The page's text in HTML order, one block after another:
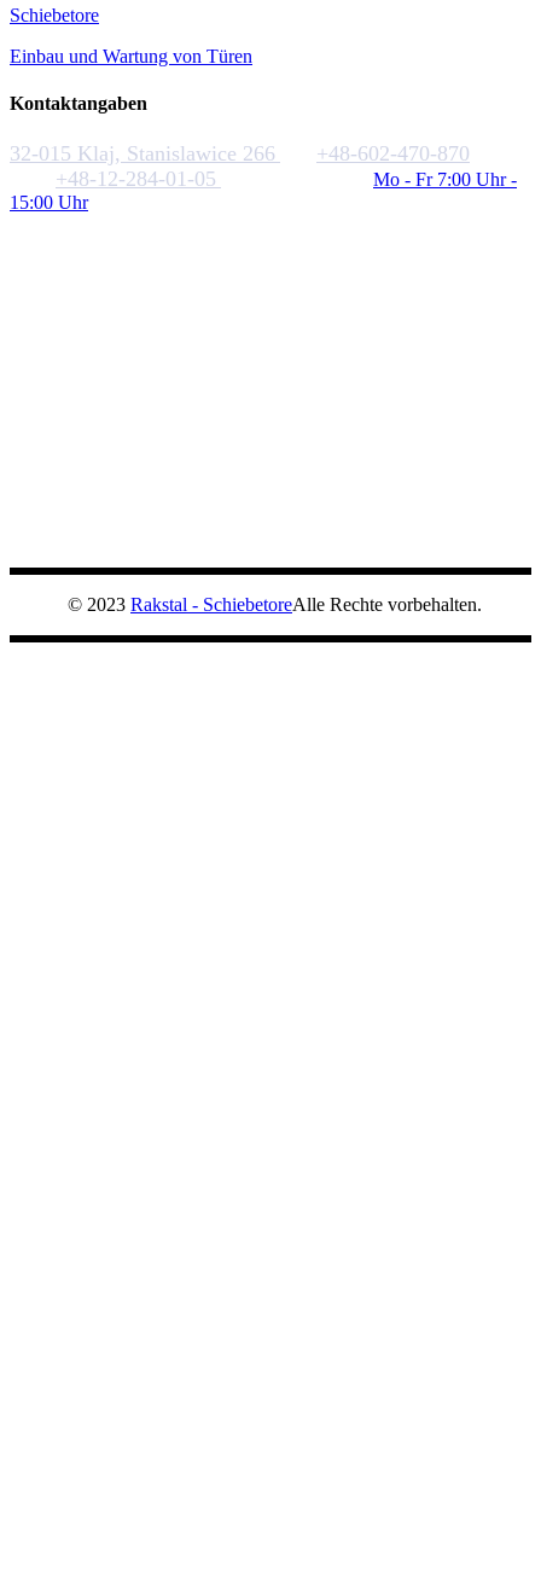
Schiebetore
Einbau und Wartung von Türen
Kontaktangaben
32-015 Klaj, Stanislawice 266
+48-602-470-870
+48-12-284-01-05
Mo - Fr 7:00 Uhr -
15:00 Uhr
© 2023 Rakstal - SchiebetoreAlle Rechte vorbehalten.